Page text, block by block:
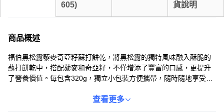
605)
貨說明
商品概述
福伯黑松露藜麥奇亞籽蘇打餅乾，將黑松露的獨特風味融入酥脆的
蘇打餅乾中，搭配藜麥和奇亞籽，不僅增添了豐富的口感，更提升
了營養價值。每包含320g，獨立小包裝方便攜帶，隨時隨地享受美
茶或休閒時光的理想選擇。嚴選優質原料，保證每一口都是安心美
查看更多